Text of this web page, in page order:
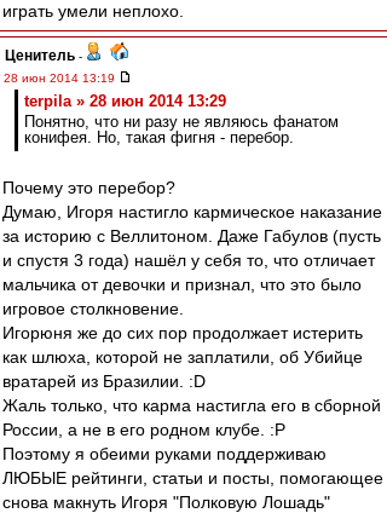
играть умели неплохо.
Ценитель -
28 июн 2014 13:19
terpila » 28 июн 2014 13:29
Понятно, что ни разу не являюсь фанатом
конифея. Но, такая фигня - перебор.
Почему это перебор?
Думаю, Игоря настигло кармическое наказание
за историю с Веллитоном. Даже Габулов (пусть
и спустя 3 года) нашёл у себя то, что отличает
мальчика от девочки и признал, что это было
игровое столкновение.
Игорюня же до сих пор продолжает истерить
как шлюха, которой не заплатили, об Убийце
вратарей из Бразилии. :D
Жаль только, что карма настигла его в сборной
России, а не в его родном клубе. :P
Поэтому я обеими руками поддерживаю
ЛЮБЫЕ рейтинги, статьи и посты, помогающее
снова макнуть Игоря "Полковую Лошадь"